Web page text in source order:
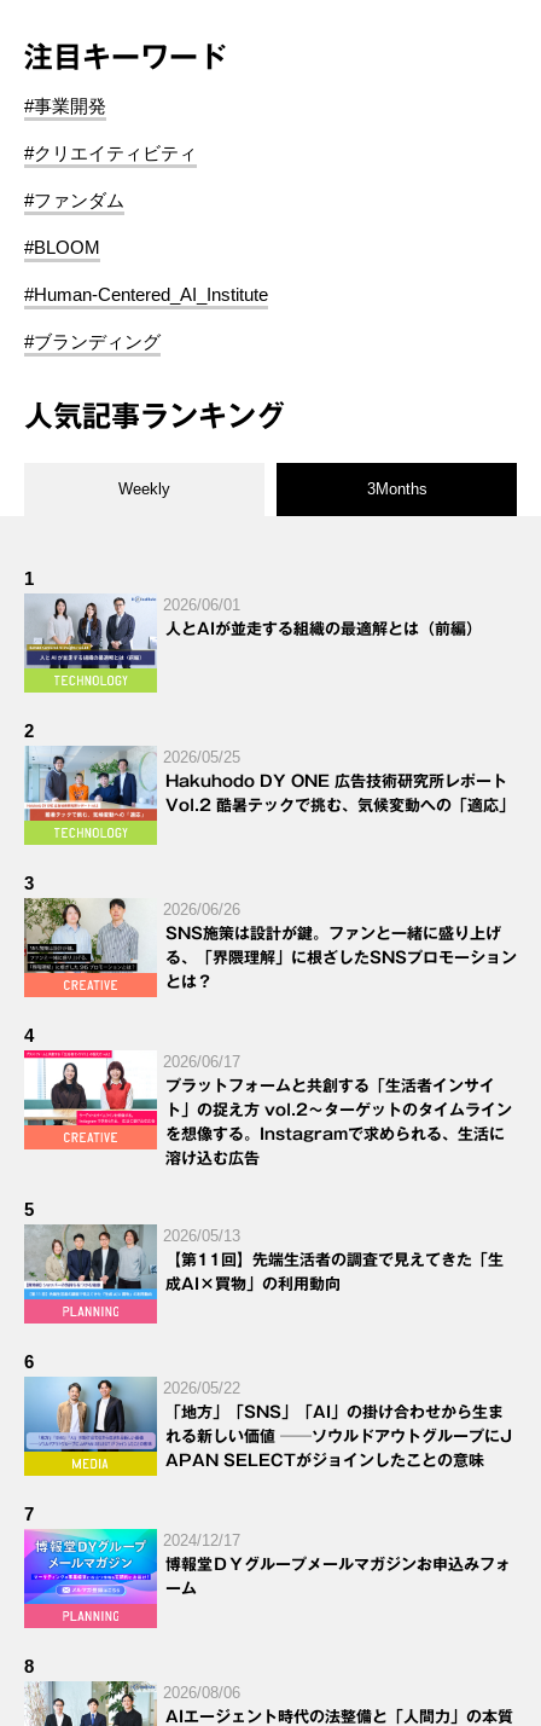
注目キーワード
#事業開発
#クリエイティビティ
#ファンダム
#BLOOM
#Human-Centered_AI_Institute
#ブランディング
人気記事ランキング
Weekly 3Months
1
2026/06/01
人とAIが並走する組織の最適解とは（前編）
2
2026/05/25
Hakuhodo DY ONE 広告技術研究所レポート
Vol.2 酷暑テックで挑む、気候変動への「適応」
3
2026/06/26
SNS施策は設計が鍵。ファンと一緒に盛り上げ
る、「界隈理解」に根ざしたSNSプロモーション
とは？
4
2026/06/17
プラットフォームと共創する「生活者インサイ
ト」の捉え方 vol.2～ターゲットのタイムライン
を想像する。Instagramで求められる、生活に
溶け込む広告
5
2026/05/13
【第11回】先端生活者の調査で見えてきた「生
成AI×買物」の利用動向
6
2026/05/22
「地方」「SNS」「AI」の掛け合わせから生ま
れる新しい価値 ──ソウルドアウトグループにJ
APAN SELECTがジョインしたことの意味
7
2024/12/17
博報堂ＤＹグループメールマガジンお申込みフォ
ーム
8
2026/08/06
AIエージェント時代の法整備と「人間力」の本質